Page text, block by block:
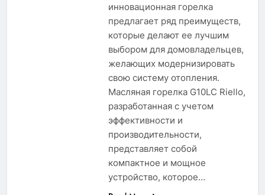
инновационная горелка
предлагает ряд преимуществ,
которые делают ее лучшим
выбором для домовладельцев,
желающих модернизировать
свою систему отопления.
Масляная горелка G10LC Riello,
разработанная с учетом
эффективности и
производительности,
представляет собой
компактное и мощное
устройство, которое…